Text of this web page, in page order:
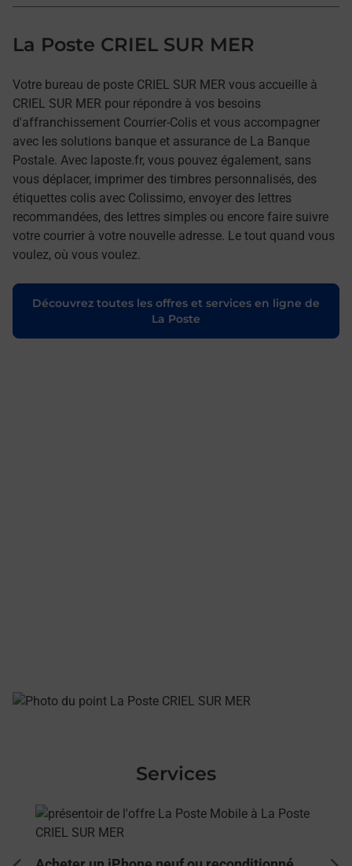
La Poste CRIEL SUR MER
Votre bureau de poste CRIEL SUR MER vous accueille à
CRIEL SUR MER pour répondre à vos besoins
d'affranchissement Courrier-Colis et vous accompagner
avec les solutions banque et assurance de La Banque
Postale. Avec laposte.fr, vous pouvez également, sans
vous déplacer, imprimer des timbres personnalisés, des
étiquettes colis avec Colissimo, envoyer des lettres
recommandées, des lettres simples ou encore faire suivre
votre courrier à votre nouvelle adresse. Le tout quand vous
voulez, où vous voulez.
Découvrez toutes les offres et services en ligne de
La Poste
Services
En savoir plus